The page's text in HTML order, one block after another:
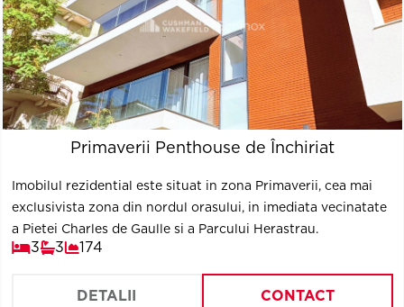
Primaverii Penthouse de Închiriat
Imobilul rezidential este situat in zona Primaverii, cea mai
exclusivista zona din nordul orasului, in imediata vecinatate
a Pietei Charles de Gaulle si a Parcului Herastrau.
3 3 174
DETALII CONTACT